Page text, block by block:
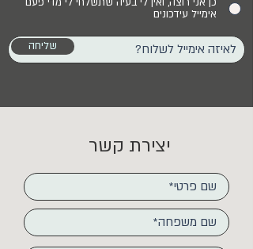
אימייל עידכונים
שליחה
יצירת קשר